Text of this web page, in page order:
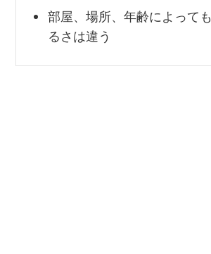
部屋、場所、年齢によって
るさは違う